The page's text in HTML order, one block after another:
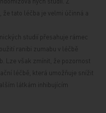
tato léčba je velmi účinná a
studií přesahuje rámec
ranibi zumabu v léčbě
Lze však zmínit, že pozornost
léčbě, která umožňuje snížit
látkám inhibujícím